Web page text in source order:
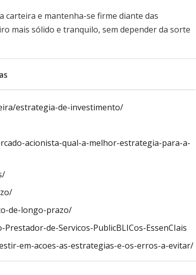
e mantenha-se firme diante das
mais sólido e tranquilo, sem depender da sorte
estrategia-de-investimento/
acionista-qual-a-melhor-estrategia-para-a-
de-longo-prazo/
de-Servicos-PublicBLICos-EssenCIais
em-acoes-as-estrategias-e-os-erros-a-evitar/